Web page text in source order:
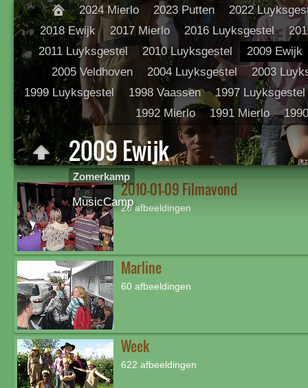
2024 Mierlo 2023 Putten
2022
2018 Ewijk
2017 Mierlo 2016 Luyksgestel
2011 Luyksgestel
2010 Luyksgestel
2009 Ewijk
2005 Veldhoven
2004 Luyksgestel
2003
1999 Luyksgestel
1998 Vaassen
1997 Luyksgestel
1992 Mierlo
1991 Mierlo
2009 Ewijk
Zomerkamp
MusicCamp
2010-01-09 Filmavond
20 afbeeldingen
Marline
60 afbeeldingen
Week
622 afbeeldingen